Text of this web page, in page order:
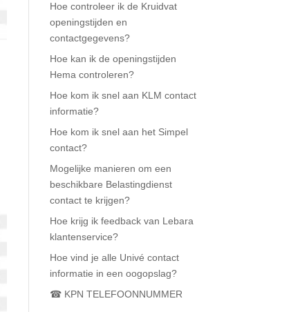
Hoe controleer ik de Kruidvat
openingstijden en
contactgegevens?
Hoe kan ik de openingstijden
Hema controleren?
Hoe kom ik snel aan KLM contact
informatie?
Hoe kom ik snel aan het Simpel
contact?
Mogelijke manieren om een
beschikbare Belastingdienst
contact te krijgen?
Hoe krijg ik feedback van Lebara
klantenservice?
Hoe vind je alle Univé contact
informatie in een oogopslag?
☎ KPN TELEFOONNUMMER